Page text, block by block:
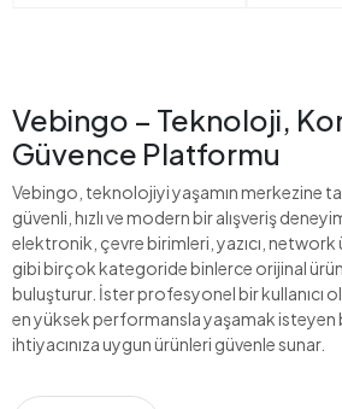
Vebingo – Teknoloji,
Güvence Platformu
Vebingo, teknolojiyi yaşamın merkezine
güvenli, hızlı ve modern bir alışveriş
elektronik, çevre birimleri, yazıcı, network
gibi birçok kategoride binlerce orijinal
buluşturur. İster profesyonel bir kullanıcı
en yüksek performansla yaşamak isteyen
ihtiyacınıza uygun ürünleri güvenle sunar.